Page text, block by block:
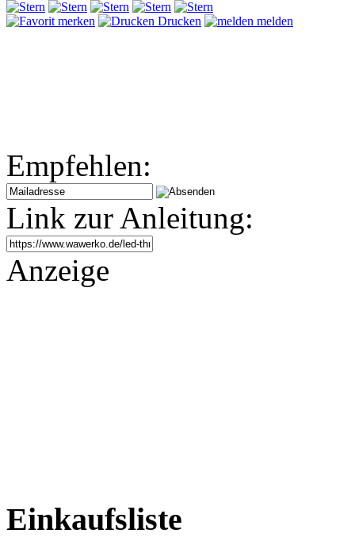
merken Drucken melden
Empfehlen:
Link zur Anleitung:
Anzeige
Einkaufsliste